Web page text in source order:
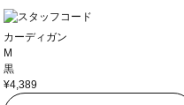
カーディガン
M
黒
¥4,389